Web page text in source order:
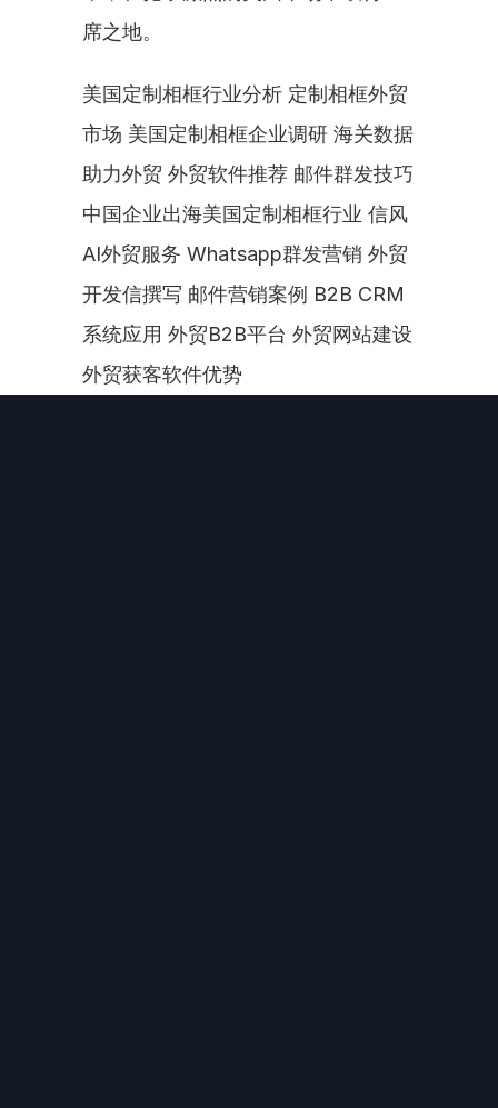
席之地。
美国定制相框行业分析 定制相框外贸
市场 美国定制相框企业调研 海关数据
助力外贸 外贸软件推荐 邮件群发技巧
中国企业出海美国定制相框行业 信风
AI外贸服务 Whatsapp群发营销 外贸
开发信撰写 邮件营销案例 B2B CRM
系统应用 外贸B2B平台 外贸网站建设
外贸获客软件优势